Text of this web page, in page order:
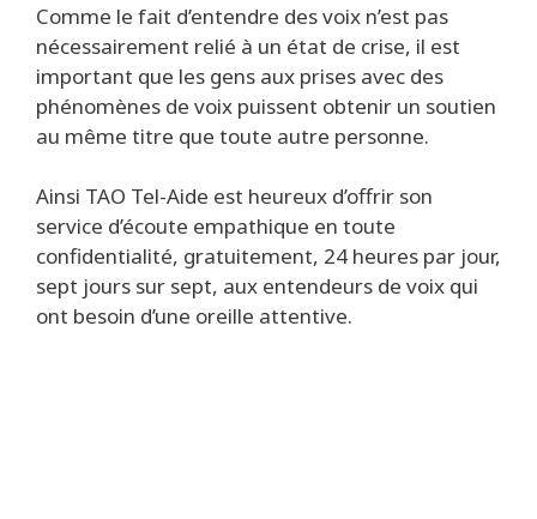
Comme le fait d’entendre des voix n’est pas
nécessairement relié à un état de crise, il est
important que les gens aux prises avec des
phénomènes de voix puissent obtenir un soutien
au même titre que toute autre personne.
Ainsi TAO Tel-Aide est heureux d’offrir son
service d’écoute empathique en toute
confidentialité, gratuitement, 24 heures par jour,
sept jours sur sept, aux entendeurs de voix qui
ont besoin d’une oreille attentive.